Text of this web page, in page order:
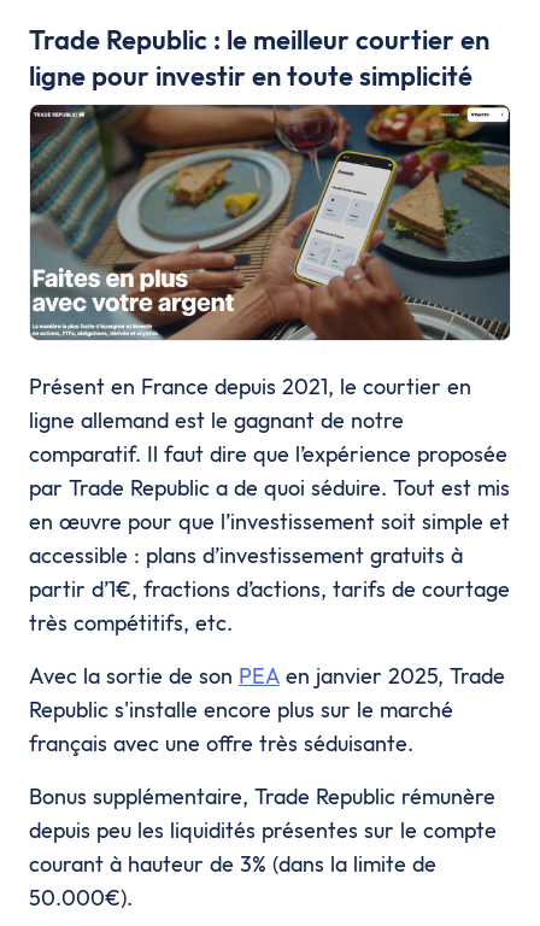
Trade Republic : le meilleur courtier en
ligne pour investir en toute simplicité
Présent en France depuis 2021, le courtier en
ligne allemand est le gagnant de notre
comparatif. Il faut dire que l’expérience proposée
par Trade Republic a de quoi séduire. Tout est mis
en œuvre pour que l’investissement soit simple et
accessible : plans d’investissement gratuits à
partir d’1€, fractions d’actions, tarifs de courtage
très compétitifs, etc.
Avec la sortie de son PEA en janvier 2025, Trade
Republic s'installe encore plus sur le marché
français avec une offre très séduisante.
Bonus supplémentaire, Trade Republic rémunère
depuis peu les liquidités présentes sur le compte
courant à hauteur de 3% (dans la limite de
50.000€).